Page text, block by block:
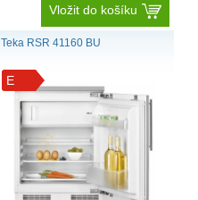
Vložit do košíku
Teka RSR 41160 BU
E